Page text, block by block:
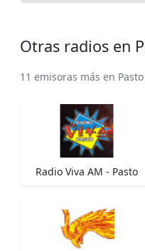
Otras radios en
11 emisoras más en
Radio Viva AM - Pasto